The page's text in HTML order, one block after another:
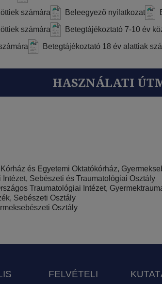
számára Beleegyező nyilatkozat
számára Betegtájékoztató 7-10 év
Betegtájékoztató 18 év alattiak
HASZNÁLATI
és Egyetemi Oktatókórház,
Sebészeti és Traumatológiai Osztály
Traumatológiai Intézet,
Sebészeti Osztály
Osztály
FELVÉTELI